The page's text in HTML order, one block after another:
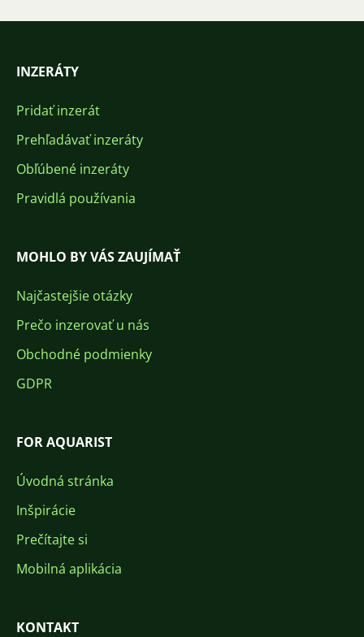
INZERÁTY
Pridať inzerát
Prehľadávať inzeráty
Obľúbené inzeráty
Pravidlá používania
MOHLO BY VÁS ZAUJÍMAŤ
Najčastejšie otázky
Prečo inzerovať u nás
Obchodné podmienky
GDPR
FOR AQUARIST
Úvodná stránka
Inšpirácie
Prečítajte si
Mobilná aplikácia
KONTAKT